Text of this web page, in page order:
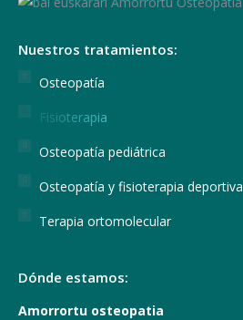
Nuestros tratamientos:
Osteopatía
Fisioterapia
Osteopatía pediátrica
Osteopatía y fisioterapia deportiva
Terapia ortomolecular
Dónde estamos:
Amorrortu osteopatia